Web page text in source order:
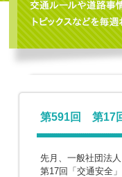
第591回 第17
先月、一般社団法
第17回「交通安全